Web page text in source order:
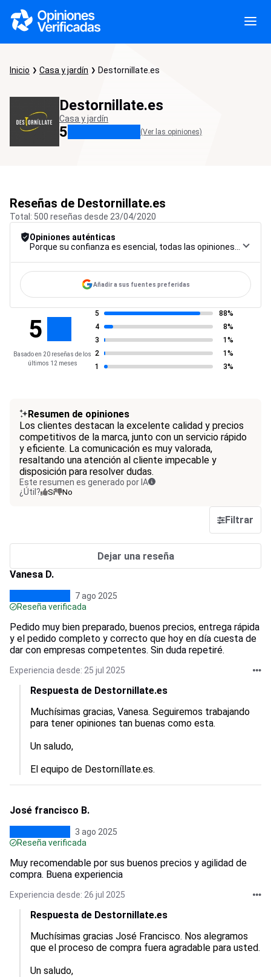
Inicio Casa y jardín Destornillate.es
Destornillate.es
Casa y jardín
5 (Ver las opiniones)
Reseñas de Destornillate.es
Total: 500 reseñas desde 23/04/2020
Opiniones auténticas
Añadir a sus fuentes preferidas
5
Basado en 20 reseñas de los
últimos 12 meses
5
88%
4
8%
3
1%
2
1%
1
3%
Resumen de opiniones
Los clientes destacan la excelente calidad y precios
competitivos de la marca, junto con un servicio rápido
y eficiente. La comunicación es muy valorada,
resaltando una atención al cliente impecable y
disposición para resolver dudas.
Este resumen es generado por IA
¿Útil?
Sí No
Filtrar
Dejar una reseña
Vanesa D.
7 ago 2025
Reseña verificada
Pedido muy bien preparado, buenos precios, entrega rápida
y el pedido completo y correcto que hoy en día cuesta de
dar con empresas competentes. Sin duda repetiré.
Experiencia desde: 25 jul 2025
Respuesta de Destornillate.es
Muchísimas gracias, Vanesa. Seguiremos trabajando
para tener opiniones tan buenas como esta.
Un saludo,
El equipo de Destorníllate.es.
José francisco B.
3 ago 2025
Reseña verificada
Muy recomendable por sus buenos precios y agilidad de
compra. Buena experiencia
Experiencia desde: 26 jul 2025
Respuesta de Destornillate.es
Muchísimas gracias José Francisco. Nos alegramos
que el proceso de compra fuera agradable para usted.
Un saludo,